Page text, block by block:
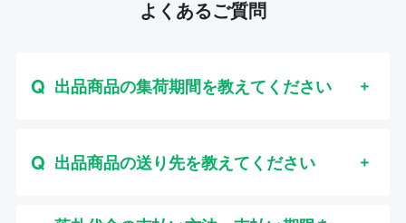
よくあるご質問
出品商品の集荷期間を教えてください
出品商品の送り先を教えてください